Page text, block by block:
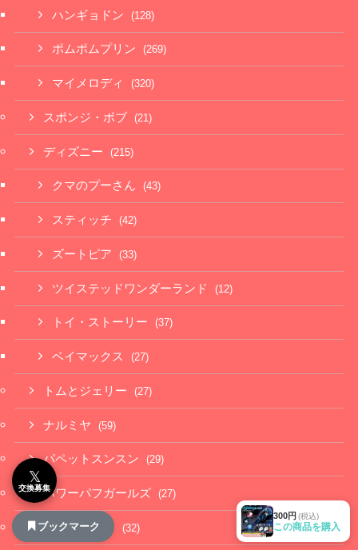
300円 (税込)
この商品を購入
ハンギョドン (128)
ポムポムプリン (269)
マイメロディ (320)
スポンジ・ボブ (21)
ディズニー (215)
クマのプーさん (43)
スティッチ (42)
ズートピア (33)
ツイステッドワンダーランド (12)
トイ・ストーリー (37)
ベイマックス (27)
トムとジェリー (27)
ナルミヤ (59)
パペットスンスン (29)
パワーパフガールズ (27)
パンどろぼう (32)
𝕏
交換募集
ブックマーク